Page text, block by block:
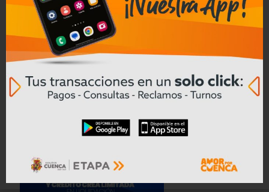
Leer mas
Convocatoria a Oferta Pública de
Bienes Muebles e Inmuebles – COAC
CREA en Liquidación